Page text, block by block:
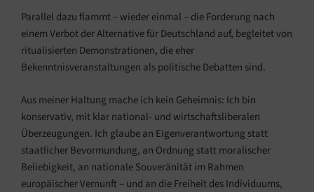
Parallel dazu flammt – wieder einmal – die Forderung nach
einem Verbot der Alternative für Deutschland auf, begleitet von
ritualisierten Demonstrationen, die eher
Bekenntnisveranstaltungen als politische Debatten sind.
Aus meiner Haltung mache ich kein Geheimnis: Ich bin
konservativ, mit klar national- und wirtschaftsliberalen
Überzeugungen. Ich glaube an Eigenverantwortung statt
staatlicher Bevormundung, an Ordnung statt moralischer
Beliebigkeit, an nationale Souveränität im Rahmen
europäischer Vernunft – und an die Freiheit des Individuums,